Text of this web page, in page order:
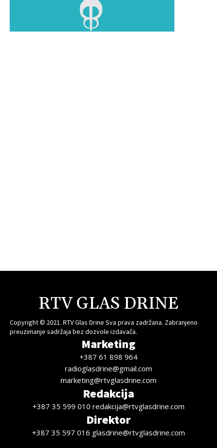
RTV GLAS DRINE
Copyright © 2021. RTV Glas Drine Sva prava zadržana. Zabranjeno
preuzimanje sadržaja bez dozvole izdavača.
Marketing
+387 61 898 964
radioglasdrine@gmail.com
marketing@rtvglasdrine.com
Redakcija
+387 35 599 010 redakcija@rtvglasdrine.com
Direktor
+387 35 597 016 glasdrine@rtvglasdrine.com